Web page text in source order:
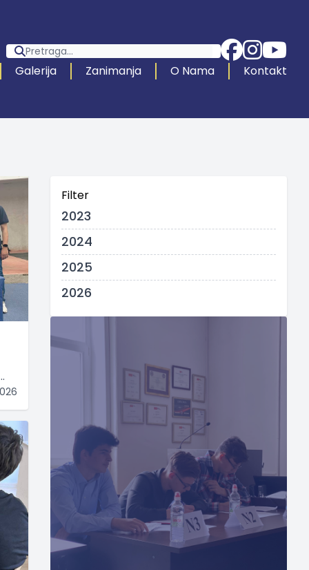
Galerija Zanimanja O Nama Kontakt
Filter
2023
2024
2025
2026